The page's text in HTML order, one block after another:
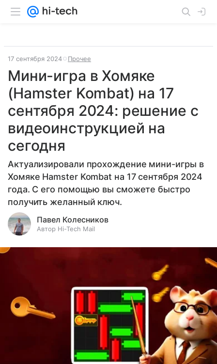
17 сентября 2024 Прочее
Мини-игра в Хомяке
(Hamster Kombat) на 17
сентября 2024: решение с
видеоинструкцией на
сегодня
Актуализировали прохождение мини-игры в
Хомяке Hamster Kombat на 17 сентября 2024
года. С его помощью вы сможете быстро
получить желанный ключ.
Павел Колесников
Автор Hi-Tech Mail